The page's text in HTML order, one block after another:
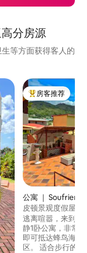
分房源
等方面获得客人的
热门「房客推荐」
房客推荐
公寓 ｜ Soufriere
皮顿景观度假屋，
逃离喧嚣，来到我
静1卧公寓，非常
即可抵达蜂鸟海滩
区。 适合步行的街区。 享受可欣